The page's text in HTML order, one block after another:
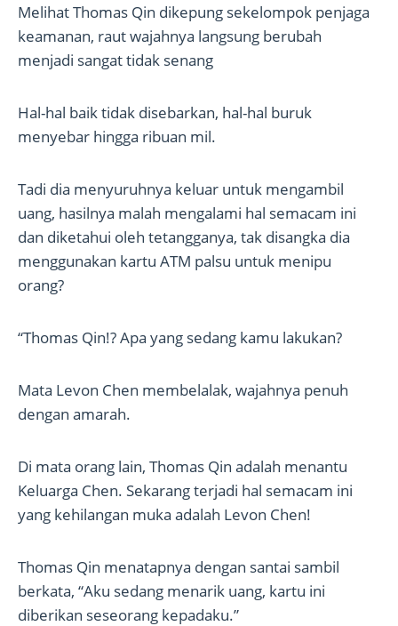
Melihat Thomas Qin dikepung sekelompok penjaga
keamanan, raut wajahnya langsung berubah
menjadi sangat tidak senang
Hal-hal baik tidak disebarkan, hal-hal buruk
menyebar hingga ribuan mil.
Tadi dia menyuruhnya keluar untuk mengambil
uang, hasilnya malah mengalami hal semacam ini
dan diketahui oleh tetangganya, tak disangka dia
menggunakan kartu ATM palsu untuk menipu
orang?
“Thomas Qin!? Apa yang sedang kamu lakukan?
Mata Levon Chen membelalak, wajahnya penuh
dengan amarah.
Di mata orang lain, Thomas Qin adalah menantu
Keluarga Chen. Sekarang terjadi hal semacam ini
yang kehilangan muka adalah Levon Chen!
Thomas Qin menatapnya dengan santai sambil
berkata, “Aku sedang menarik uang, kartu ini
diberikan seseorang kepadaku.”